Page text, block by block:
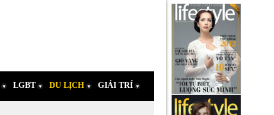
LGBT DU LỊCH GIẢI TRÍ